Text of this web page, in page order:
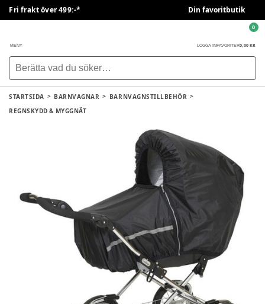
Fri frakt över 499:-* Din favoritbutik
MENY LOGGA IN FAVORITER0,00 KR
0
STARTSIDA BARNVAGNAR
BARNVAGNSTILLBEHÖR
REGNSKYDD & MYGGNÄT